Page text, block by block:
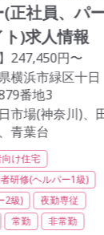
正社員、パ
ト)求人情報
247,450円〜
横浜市緑区十日
番地3
市場(神奈川)、
青葉台
け住宅
研修(ヘルパー1級)
2級)
夜勤専従
常勤
非常勤